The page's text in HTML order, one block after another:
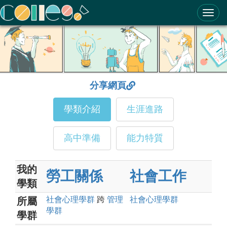
ColleGo! 大學選才與高中育才輔助系統
分享網頁
學類介紹 生涯進路
高中準備 能力特質
我的
學類
勞工關係 社會工作
所屬
學群
社會心理學群 跨 管理
學群
社會心理學群